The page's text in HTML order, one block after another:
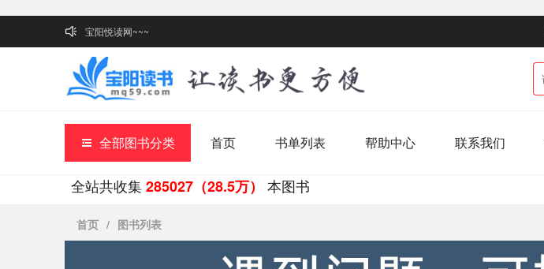
宝阳悦读网~~~
全部图书分类 首页 书单列表 帮助中心 联系我们
全站共收集285027（28.5万） 本图书
首页 / 图书列表